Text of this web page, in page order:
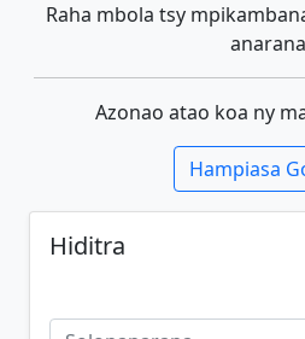
Raha mbola tsy
Azonao atao koa ny
Hampiasa
Hiditra